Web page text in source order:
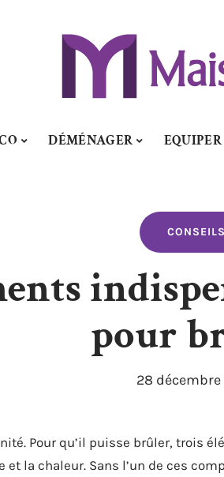
DÉMÉNAGER EQUIPER
CONSEILS
pour
28 décembre
Pour qu’il puisse brûler, trois
la chaleur. Sans l’un de ces